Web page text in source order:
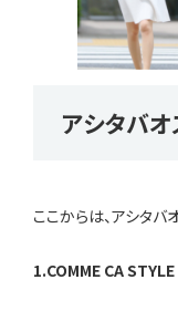
アシタバ
ここからは、アシタバ
1.COMME CA STYLE